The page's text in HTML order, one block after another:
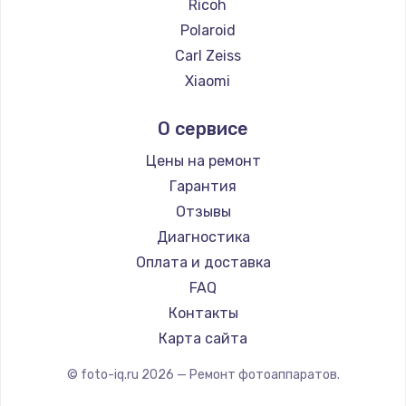
2500 руб.
Замена электроконфорки
Заказать
Техобслуживание
900 руб.
Заказать
Установка / подключение / демонтаж
1300 руб.
Заказать
Ricoh
Polaroid
Carl Zeiss
Xiaomi
Kodak
Blackmagic
О сервисе
Цены на ремонт
Гарантия
Отзывы
Диагностика
Оплата и доставка
FAQ
Контакты
Карта сайта
© foto-iq.ru 2026 — Ремонт фотоаппаратов.